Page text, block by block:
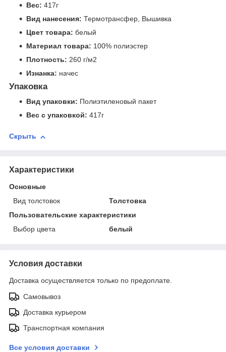
Вес: 417г
Вид нанесения: Термотрансфер, Вышивка
Цвет товара: белый
Материал товара: 100% полиэстер
Плотность: 260 г/м2
Изнанка: начес
Упаковка
Вид упаковки: Полиэтиленовый пакет
Вес с упаковкой: 417г
Скрыть
Характеристики
Основные
Вид толстовок
Толстовка
Пользовательские характеристики
Выбор цвета
белый
Условия доставки
Доставка осуществляется только по предоплате.
Самовывоз
Доставка курьером
Транспортная компания
Все условия доставки